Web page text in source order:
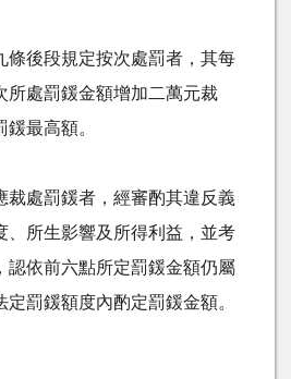
條後段規定按次處罰者，其每
所處罰鍰金額增加二萬元裁
最高額。
裁處罰鍰者，經審酌其違反義
、所生影響及所得利益，並考
認依前六點所定罰鍰金額仍屬
罰鍰額度內酌定罰鍰金額。